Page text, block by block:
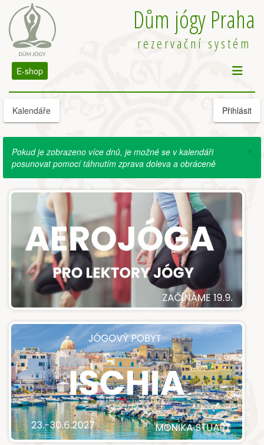
Dům jógy Praha
rezervační systém
E-shop
Kalendáře Přihlásit
×
Pokud je zobrazeno více dnů, je možné se v kalendáři
posunovat pomocí táhnutím zprava doleva a obráceně